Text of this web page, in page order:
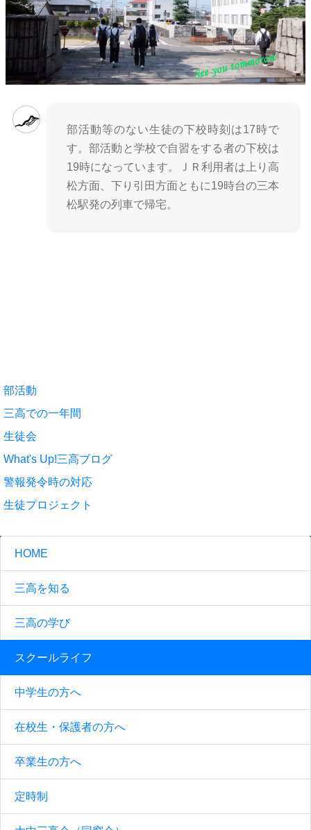
部活動等のない生徒の下校時刻は17時で
す。部活動と学校で自習をする者の下校は
19時になっています。ＪＲ利用者は上り高
松方面、下り引田方面ともに19時台の三本
松駅発の列車で帰宅。
部活動
三高での一年間
生徒会
What's Up!三高ブログ
警報発令時の対応
生徒プロジェクト
HOME
三高を知る
三高の学び
スクールライフ
中学生の方へ
在校生・保護者の方へ
卒業生の方へ
定時制